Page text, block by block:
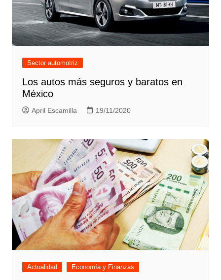
Sector automotriz
Los autos más seguros y baratos en
México
April Escamilla 19/11/2020
Actualidad Economía y Finanzas